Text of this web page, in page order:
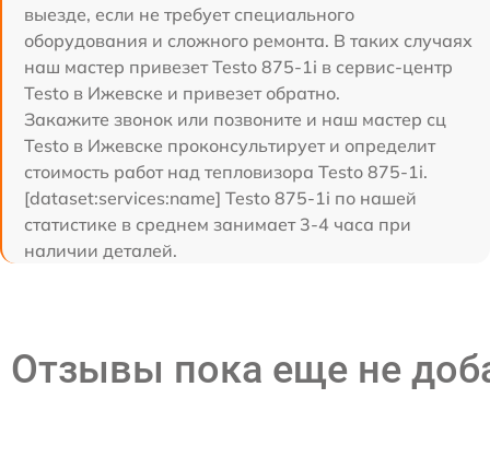
выезде, если не требует специального
оборудования и сложного ремонта. В таких случаях
наш мастер привезет Testo 875-1i в сервис-центр
Testo в Ижевске и привезет обратно.
Закажите звонок или позвоните и наш мастер сц
Testo в Ижевске проконсультирует и определит
стоимость работ над тепловизора Testo 875-1i.
[dataset:services:name] Testo 875-1i по нашей
статистике в среднем занимает 3-4 часа при
наличии деталей.
Отзывы пока еще не